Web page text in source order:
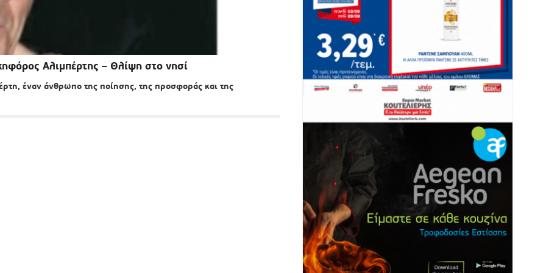
Αλιμπέρτης – Θλίψη στο νησί
έναν άνθρωπο της ποίησης, της προσφοράς και της